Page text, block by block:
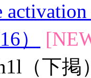
）
（下掲